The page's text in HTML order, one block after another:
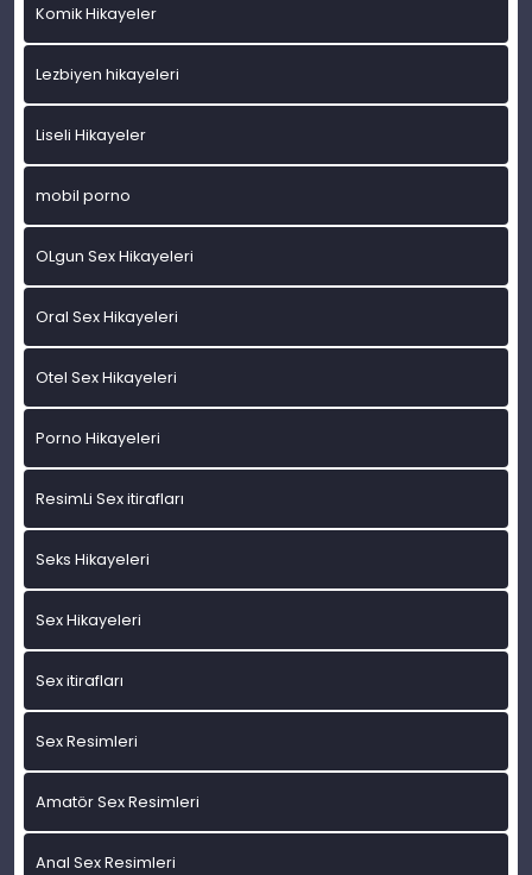
Komik Hikayeler
Lezbiyen hikayeleri
Liseli Hikayeler
mobil porno
OLgun Sex Hikayeleri
Oral Sex Hikayeleri
Otel Sex Hikayeleri
Porno Hikayeleri
ResimLi Sex itirafları
Seks Hikayeleri
Sex Hikayeleri
Sex itirafları
Sex Resimleri
Amatör Sex Resimleri
Anal Sex Resimleri